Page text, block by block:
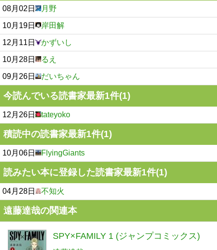
08月02日 月野
10月19日 岸田解
12月11日 かずいし
10月28日 るえ
09月26日 だいちゃん
今読んでいる読書家最新1件(1)
12月26日 tateyoko
積読中の読書家最新1件(1)
10月06日 FlyingGiants
読みたい本に登録した読書家最新1件(1)
04月28日 不知火
遠藤達哉の関連本
SPY×FAMILY 1 (ジャンプコミックス)